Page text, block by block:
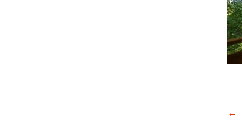
←